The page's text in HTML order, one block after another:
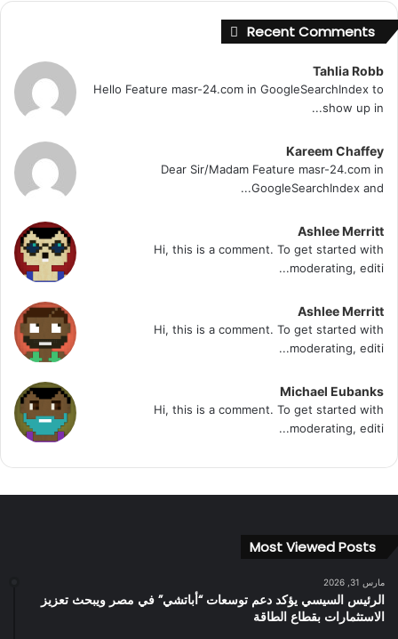
Recent Comments
Tahlia Robb
Hello Feature masr-24.com in GoogleSearchIndex to
show up in...
Kareem Chaffey
Dear Sir/Madam Feature masr-24.com in
GoogleSearchIndex and...
Ashlee Merritt
Hi, this is a comment. To get started with
moderating, editi...
Ashlee Merritt
Hi, this is a comment. To get started with
moderating, editi...
Michael Eubanks
Hi, this is a comment. To get started with
moderating, editi...
Most Viewed Posts
مارس 31, 2026
الرئيس السيسي يؤكد دعم توسعات “أباتشي” في مصر ويبحث تعزيز
الاستثمارات بقطاع الطاقة